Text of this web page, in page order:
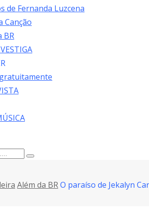
de Fernanda Luzcena
Canção
BR
Além da BRO paraíso de Jekalyn